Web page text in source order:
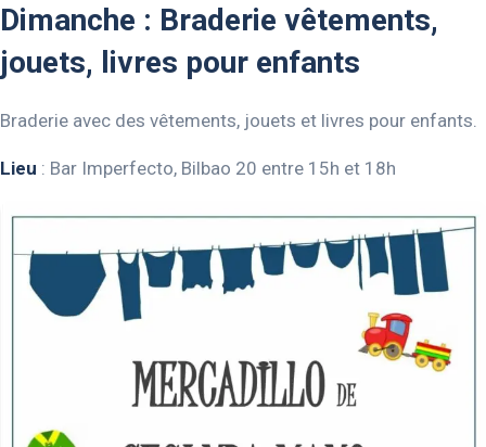
Dimanche : Braderie vêtements,
jouets, livres pour enfants
Braderie avec des vêtements, jouets et livres pour enfants.
Lieu : Bar Imperfecto, Bilbao 20 entre 15h et 18h